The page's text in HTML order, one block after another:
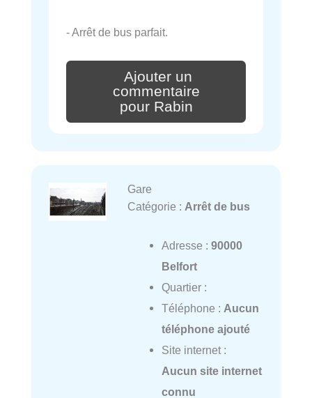
- Arrêt de bus parfait.
Ajouter un
commentaire
pour Rabin
Gare
Catégorie : Arrêt de bus
Adresse : 90000
Belfort
Quartier :
Téléphone : Aucun
téléphone ajouté
Site internet :
Aucun site internet
connu